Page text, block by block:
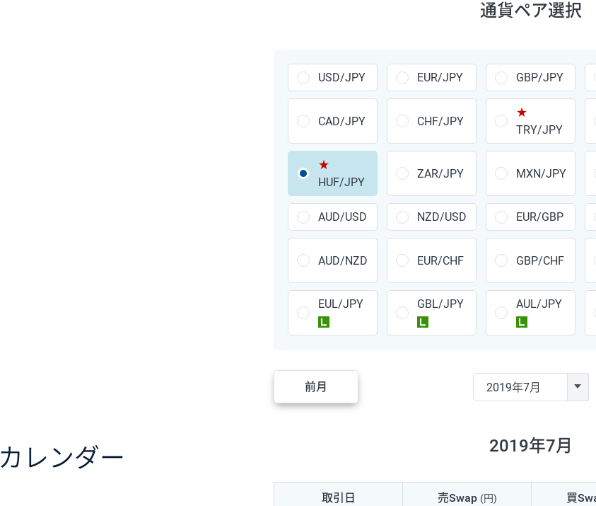
カレンダー
GBP/JPY 170円
AUD/JPY 106円
NZD/JPY 28円
CAD/JPY 38円
CHF/JPY 34円
PLN/JPY 35円
HUF/JPY 16円
ZAR/JPY 130円
MXN/JPY 140円
AUD/USD
通貨ペア選択
USD/JPY EUR/JPY GBP/JPY
CAD/JPY CHF/JPY
★
TRY/JPY
★
HUF/JPY
ZAR/JPY MXN/JPY
AUD/USD NZD/USD EUR/GBP
AUD/NZD EUR/CHF GBP/CHF
EUL/JPY
GBL/JPY
AUL/JPY
前月
2019年7月
取引日 売Swap (円) 買